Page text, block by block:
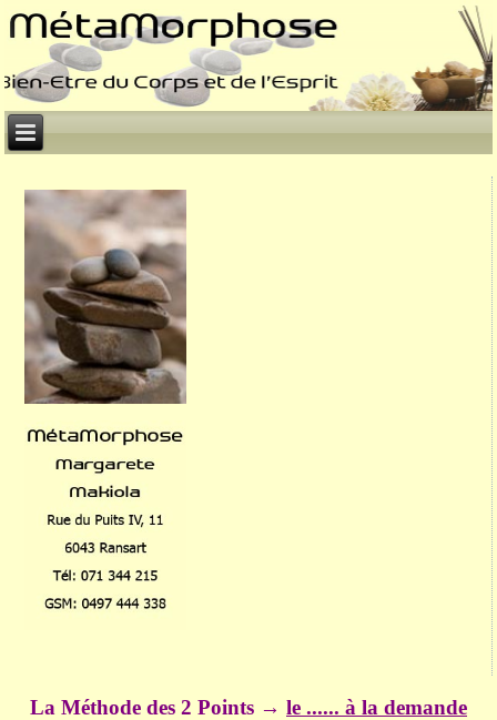
La Méthode des 2 Points → le ...... à la demande